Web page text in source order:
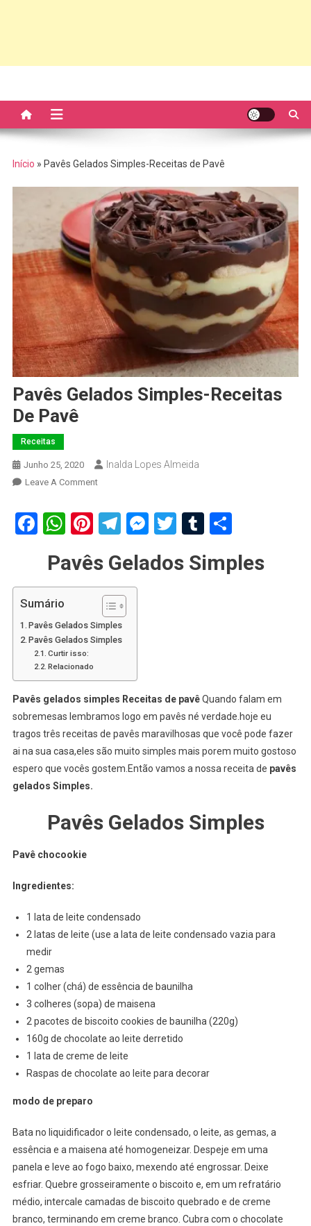
Início » Pavês Gelados Simples-Receitas de Pavê
Pavês Gelados Simples-Receitas
De Pavê
Receitas
Junho 25, 2020 Inalda Lopes Almeida
Leave A CommentOn
Gelados
Simples-
De
Facebook
WhatsApp
Pinterest
Telegram
Messenger
TwitterTumblr
Share
Pavês Gelados Simples
Sumário
Pavês Gelados Simples
Pavês Gelados Simples
Curtir isso:
Relacionado
Pavês gelados simples Receitas de pavêQuando falam em
sobremesas lembramos logo em pavês né verdade.hoje eu
tragos três receitas de pavês maravilhosas que você pode fazer
ai na sua casa,eles são muito simples mais porem muito gostoso
espero que vocês gostem.Então vamos a nossa receita de pavês
gelados Simples.
Pavês Gelados Simples
Pavê chocookie
Ingredientes:
1 lata de leite condensado
2 latas de leite (use a lata de leite condensado vazia para
medir
2 gemas
1 colher (chá) de essência de baunilha
3 colheres (sopa) de maisena
2 pacotes de biscoito cookies de baunilha (220g)
160g de chocolate ao leite derretido
1 lata de creme de leite
Raspas de chocolate ao leite para decorar
modo de preparo
Bata no liquidificador o leite condensado, o leite, as gemas, a
essência e a maisena até homogeneizar. Despeje em uma
panela e leve ao fogo baixo, mexendo até engrossar. Deixe
esfriar. Quebre grosseiramente o biscoito e, em um refratário
médio, intercale camadas de biscoito quebrado e de creme
branco, terminando em creme branco. Cubra com o chocolate